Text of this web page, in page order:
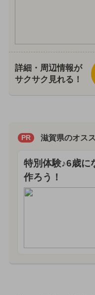
詳細・周辺情報が
サクサク見れる！
PR 滋賀県のオス
特別体験♪6歳に
作ろう！